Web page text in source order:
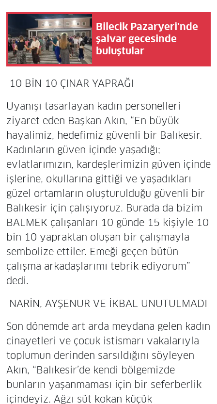
Bilecik Pazaryeri'nde
şalvar gecesinde
buluştular
10 BİN 10 ÇINAR YAPRAĞI
Uyanışı tasarlayan kadın personelleri
ziyaret eden Başkan Akın, “En büyük
hayalimiz, hedefimiz güvenli bir Balıkesir.
Kadınların güven içinde yaşadığı;
evlatlarımızın, kardeşlerimizin güven içinde
işlerine, okullarına gittiği ve yaşadıkları
güzel ortamların oluşturulduğu güvenli bir
Balıkesir için çalışıyoruz. Burada da bizim
BALMEK çalışanları 10 günde 15 kişiyle 10
bin 10 yapraktan oluşan bir çalışmayla
sembolize ettiler. Emeği geçen bütün
çalışma arkadaşlarımı tebrik ediyorum”
dedi.
NARİN, AYŞENUR VE İKBAL UNUTULMADI
Son dönemde art arda meydana gelen kadın
cinayetleri ve çocuk istismarı vakalarıyla
toplumun derinden sarsıldığını söyleyen
Akın, “Balıkesir’de kendi bölgemizde
bunların yaşanmaması için bir seferberlik
içindeyiz. Ağzı süt kokan küçük